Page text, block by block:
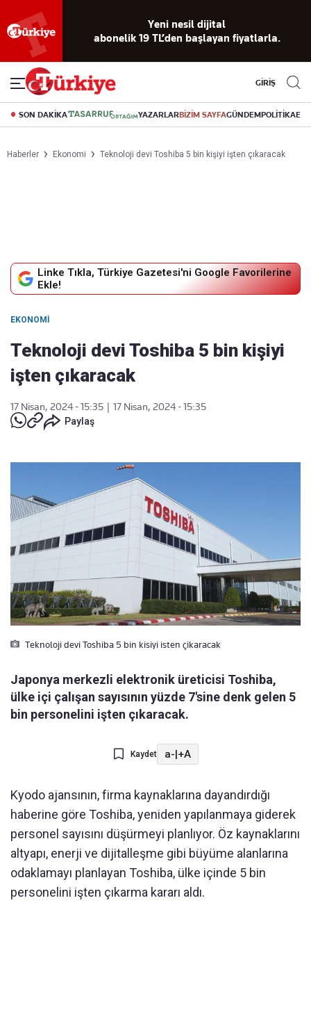
okuma
deneyimi
dijital arşiv
Akıllı haber
asistanı
Eski gazeteleri
indirme
canlı soru
cevap
GİRİŞ
SON DAKİKA YAZARLARBİZİM SAYFAGÜNDEMPOLİTİKA
Haberler Ekonomi Teknoloji devi Toshiba 5 bin kişiyi işten çıkaracak
Linke Tıkla, Türkiye Gazetesi'ni Google Favorilerine
Ekle!
EKONOMI
Teknoloji devi Toshiba 5 bin kişiyi
işten çıkaracak
17 Nisan, 2024 - 15:35
17 Nisan, 2024 - 15:35
Paylaş
Teknoloji devi Toshiba 5 bin kisiyi isten çikaracak
Japonya merkezli elektronik üreticisi Toshiba,
ülke içi çalışan sayısının yüzde 7'sine denk gelen 5
bin personelini işten çıkaracak.
Kaydet a-|+A
Kyodo ajansının, firma kaynaklarına dayandırdığı
haberine göre Toshiba, yeniden yapılanmaya giderek
personel sayısını düşürmeyi planlıyor. Öz kaynaklarını
altyapı, enerji ve dijitalleşme gibi büyüme alanlarına
odaklamayı planlayan Toshiba, ülke içinde 5 bin
personelini işten çıkarma kararı aldı.